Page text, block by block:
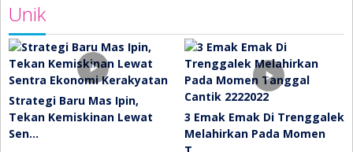
Unik
Strategi Baru Mas Ipin,
Tekan Kemiskinan Lewat
Sen…
3 Emak Emak Di Trenggalek
Melahirkan Pada Momen